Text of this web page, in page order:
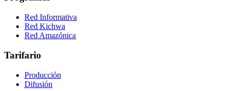
Red Informativa
Red Kichwa
Red Amazónica
Tarifario
Producción
Difusión